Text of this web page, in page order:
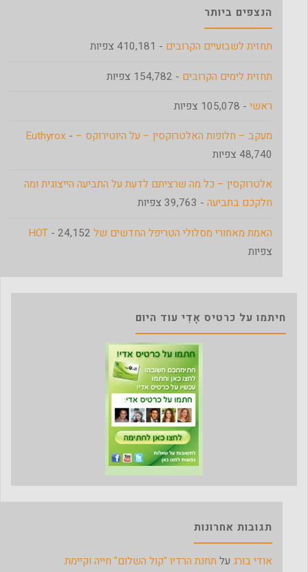
הנצפים ביותר
תחזית לשבועיים הקרובים - 410,181 צפיות
תחזית לימים הקרובים - 154,782 צפיות
ראשי - 105,078 צפיות
מעקב – חלופות האלטרוקסין – על היוטירוקס – Euthyrox -
48,740 צפיות
אלטרוקסין – כל מה שרציתם לדעת על התביעה הייצוגית ומה
חלקכם בתביעה - 39,763 צפיות
האמת מאחורי מסלולי הטריפל החדשים של HOT - 24,152
צפיות
חיתמו על כרטיס אָדִי עוד היום
תגובות אחרונות
אודי בורג על תחנת הרדיו "קול השלום" חייה וקיימת